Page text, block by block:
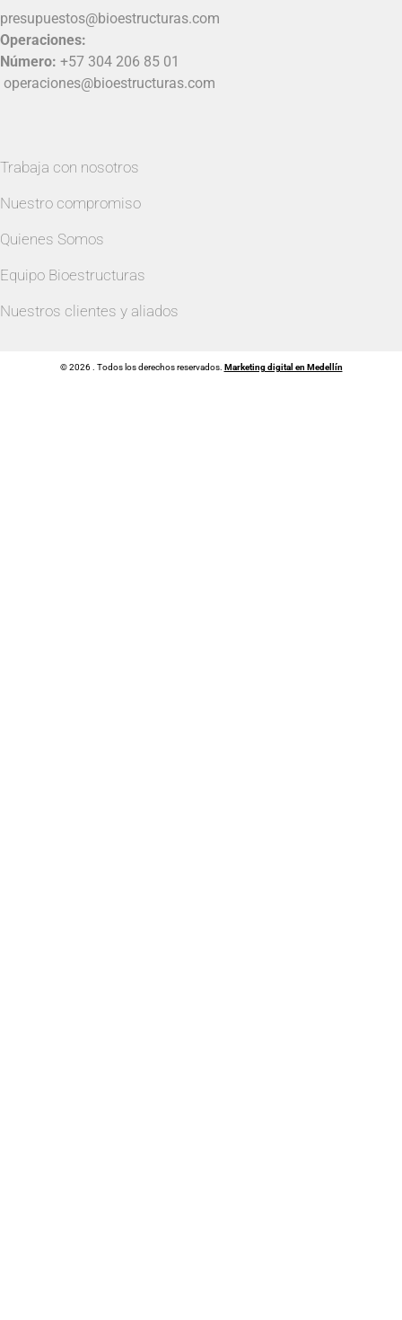
presupuestos@bioestructuras.com
Operaciones:
Número: +57 304 206 85 01
operaciones@bioestructuras.com
Trabaja con nosotros
Nuestro compromiso
Quienes Somos
Equipo Bioestructuras
Nuestros clientes y aliados
© 2026 . Todos los derechos reservados. Marketing digital en Medellín